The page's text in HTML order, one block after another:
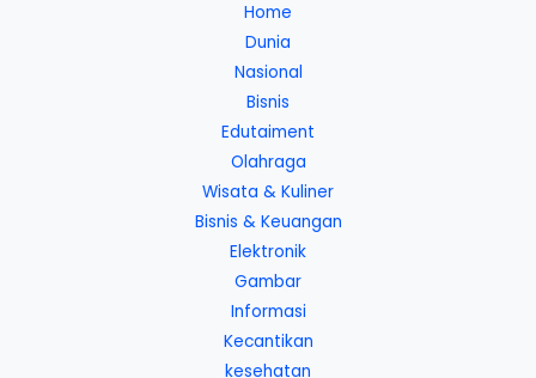
Home
Dunia
Nasional
Bisnis
Edutaiment
Olahraga
Wisata & Kuliner
Bisnis & Keuangan
Elektronik
Gambar
Informasi
Kecantikan
kesehatan